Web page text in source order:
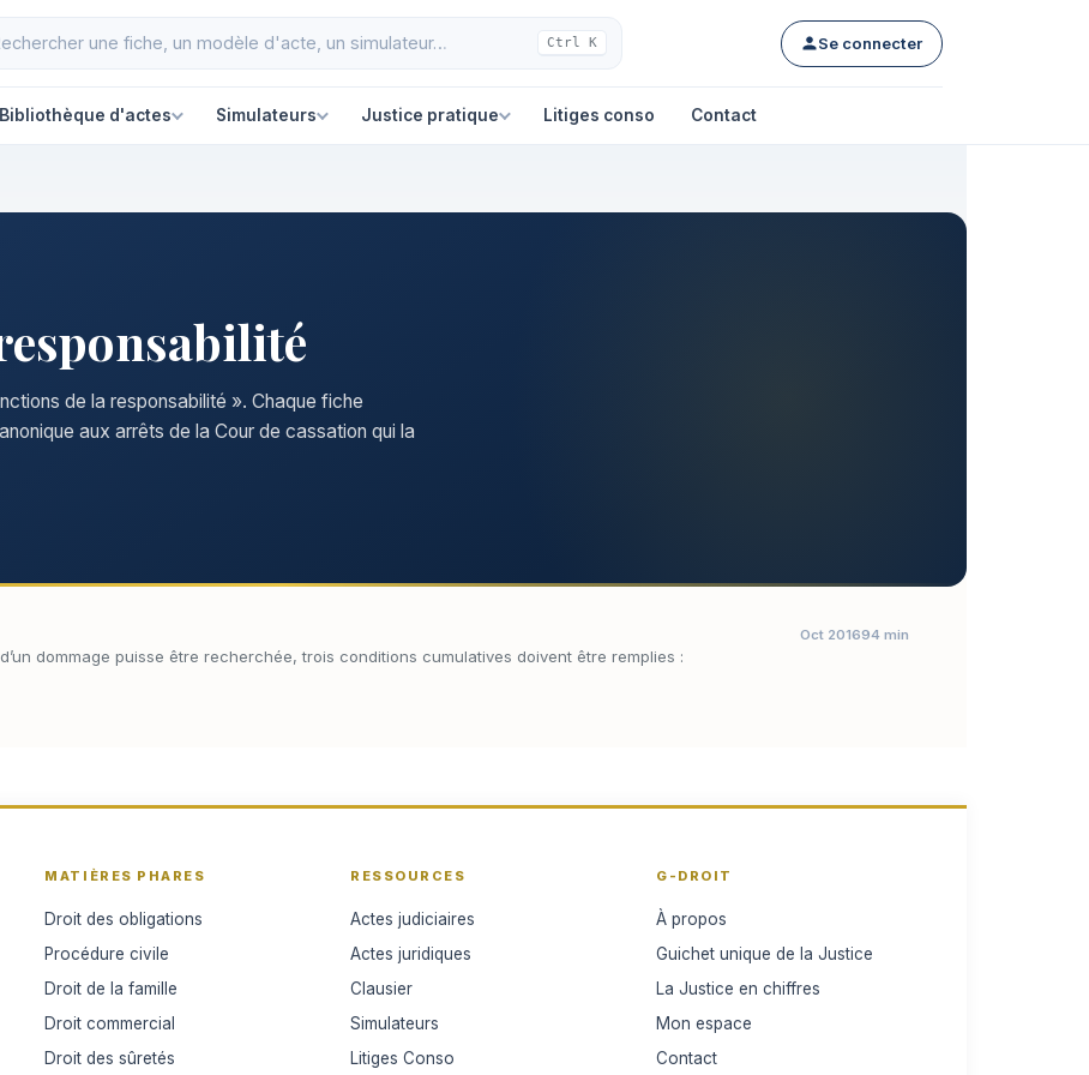
Ctrl K Se connecter
Bibliothèque d'actes Simulateurs Justice pratique Litiges conso Contact
de la responsabilité ». Chaque fiche
aux arrêts de la Cour de cassation qui la
dommage puisse être recherchée, trois conditions cumulatives doivent être remplies :
Oct 201694 min
MATIÈRES PHARES
Droit des obligations
Procédure civile
Droit de la famille
Droit commercial
Droit des sûretés
RESSOURCES
Actes judiciaires
Actes juridiques
Clausier
Simulateurs
Litiges Conso
G-DROIT
À propos
Guichet unique de la Justice
La Justice en chiffres
Mon espace
Contact